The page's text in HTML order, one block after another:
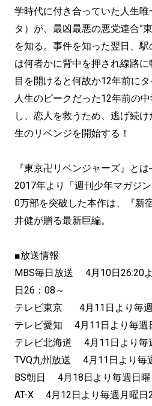
学時代に付き合っていた人生
タ）が、最凶最悪の悪党連合”
を知る。事件を知った翌日、
は何者かに背中を押され線路に
目を開けると何故か12年前にタ
人生のピークだった12年前の
し、恋人を救うため、逃げ続
生のリベンジを開始する！
『東京卍リベンジャーズ』とは
2017年より「週刊少年マガジ
0万部を突破した本作は、『新
井健が贈る最新巨編。
■放送情報
MBS毎日放送 4月10日26:20
日26：08～
テレビ東京 4月11日より毎週
テレビ愛知 4月11日より毎週
テレビ北海道 4月11日より毎
TVQ九州放送 4月11日より毎
BS朝日 4月18日より毎週日曜
AT-X 4月12日より毎週月曜